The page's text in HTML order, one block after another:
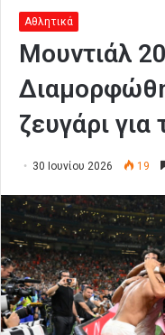
Αθλητικά
Μουντιάλ
ζευγάρι
30 Ιουνίου 2026 19